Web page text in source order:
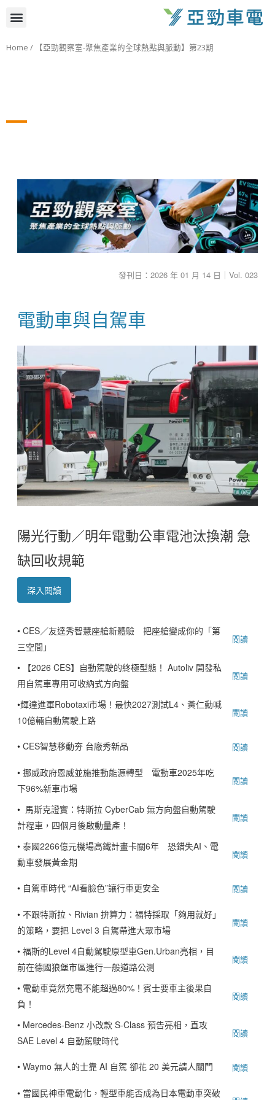
要
選
單
Home / 【亞勁觀察室-聚焦產業的全球熱點與脈動】第23期
發刊日：2026 年 01 月 14 日｜Vol. 023
電動車與自駕車
陽光行動／明年電動公車電池汰換潮 急
缺回收規範
深入閱讀
• CES／友達秀智慧座艙新體驗 把座艙變成你的「第
三空間」
閱讀
•
【2026 CES】自動駕駛的終極型態！ Autoliv 開發私
用自駕車專用可收納式方向盤
閱讀
•輝達進軍Robotaxi市場！最快2027測試L4、黃仁勳喊
10億輛自動駕駛上路
閱讀
• CES智慧移動夯 台廠秀新品 閱讀
• 挪威政府恩威並施推動能源轉型 電動車2025年吃
下96%新車市場
閱讀
• 馬斯克證實：特斯拉 CyberCab 無方向盤自動駕駛
計程車，四個月後啟動量產！
閱讀
• 泰國2266億元機場高鐵計畫卡關6年 恐錯失AI、電
動車發展黃金期
閱讀
• 自駕車時代 “AI看臉色”讓行車更安全 閱讀
• 不跟特斯拉、Rivian 拚算力：福特採取「夠用就好」
的策略，要把 Level 3 自駕帶進大眾市場
閱讀
• 福斯的Level 4自動駕駛原型車Gen.Urban亮相，目
前在德國狼堡市區進行一般道路公測
閱讀
• 電動車竟然充電不能超過80%！賓士要車主後果自
負！
閱讀
• Mercedes-Benz 小改款 S-Class 預告亮相，直攻
SAE Level 4 自動駕駛時代
閱讀
• Waymo 無人的士靠 AI 自駕 卻花 20 美元請人關門 閱讀
• 當國民神車電動化，輕型車能否成為日本電動車突破